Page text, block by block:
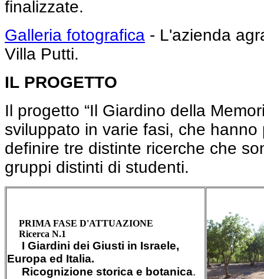
finalizzate.
Galleria fotografica - L'azienda
Villa Putti.
IL PROGETTO
Il progetto “Il Giardino della
sviluppato in varie fasi, che hanno
definire tre distinte ricerche che
gruppi distinti di studenti.
PRIMA FASE D'ATTUAZIONE
Ricerca N.1
I Giardini dei Giusti in Israele,
Europa ed Italia.
Ricognizione storica e botanica.